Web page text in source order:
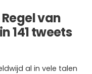
van
141 tweets
al in vele talen